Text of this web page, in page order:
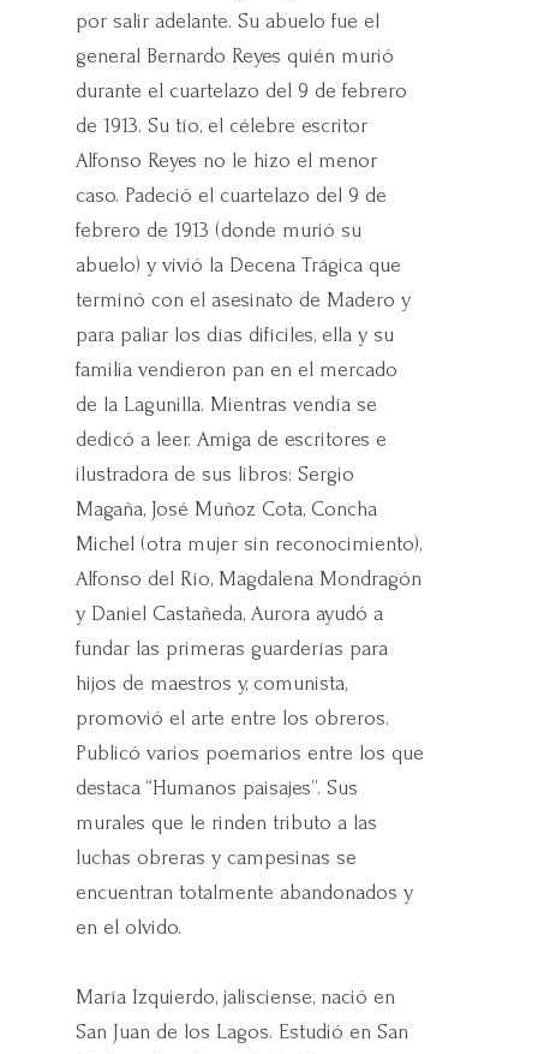
por salir adelante. Su abuelo fue el
general Bernardo Reyes quién murió
durante el cuartelazo del 9 de febrero
de 1913. Su tío, el célebre escritor
Alfonso Reyes no le hizo el menor
caso. Padeció el cuartelazo del 9 de
febrero de 1913 (donde murió su
abuelo) y vivió la Decena Trágica que
terminó con el asesinato de Madero y
para paliar los días difíciles, ella y su
familia vendieron pan en el mercado
de la Lagunilla. Mientras vendía se
dedicó a leer. Amiga de escritores e
ilustradora de sus libros: Sergio
Magaña, José Muñoz Cota, Concha
Michel (otra mujer sin reconocimiento),
Alfonso del Río, Magdalena Mondragón
y Daniel Castañeda, Aurora ayudó a
fundar las primeras guarderías para
hijos de maestros y, comunista,
promovió el arte entre los obreros.
Publicó varios poemarios entre los que
destaca “Humanos paisajes”. Sus
murales que le rinden tributo a las
luchas obreras y campesinas se
encuentran totalmente abandonados y
en el olvido.
María Izquierdo, jalisciense, nació en
San Juan de los Lagos. Estudió en San